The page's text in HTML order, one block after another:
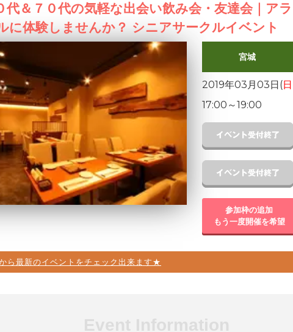
代＆７０代の気軽な出会い飲み会・友達会｜ア
に体験しませんか？ シニアサークルイベント
宮城
2019年03月03日(日
17:00 ～19:00
参加枠の追加
もう一度開催を希望
ら最新のイベントをチェック出来ます★